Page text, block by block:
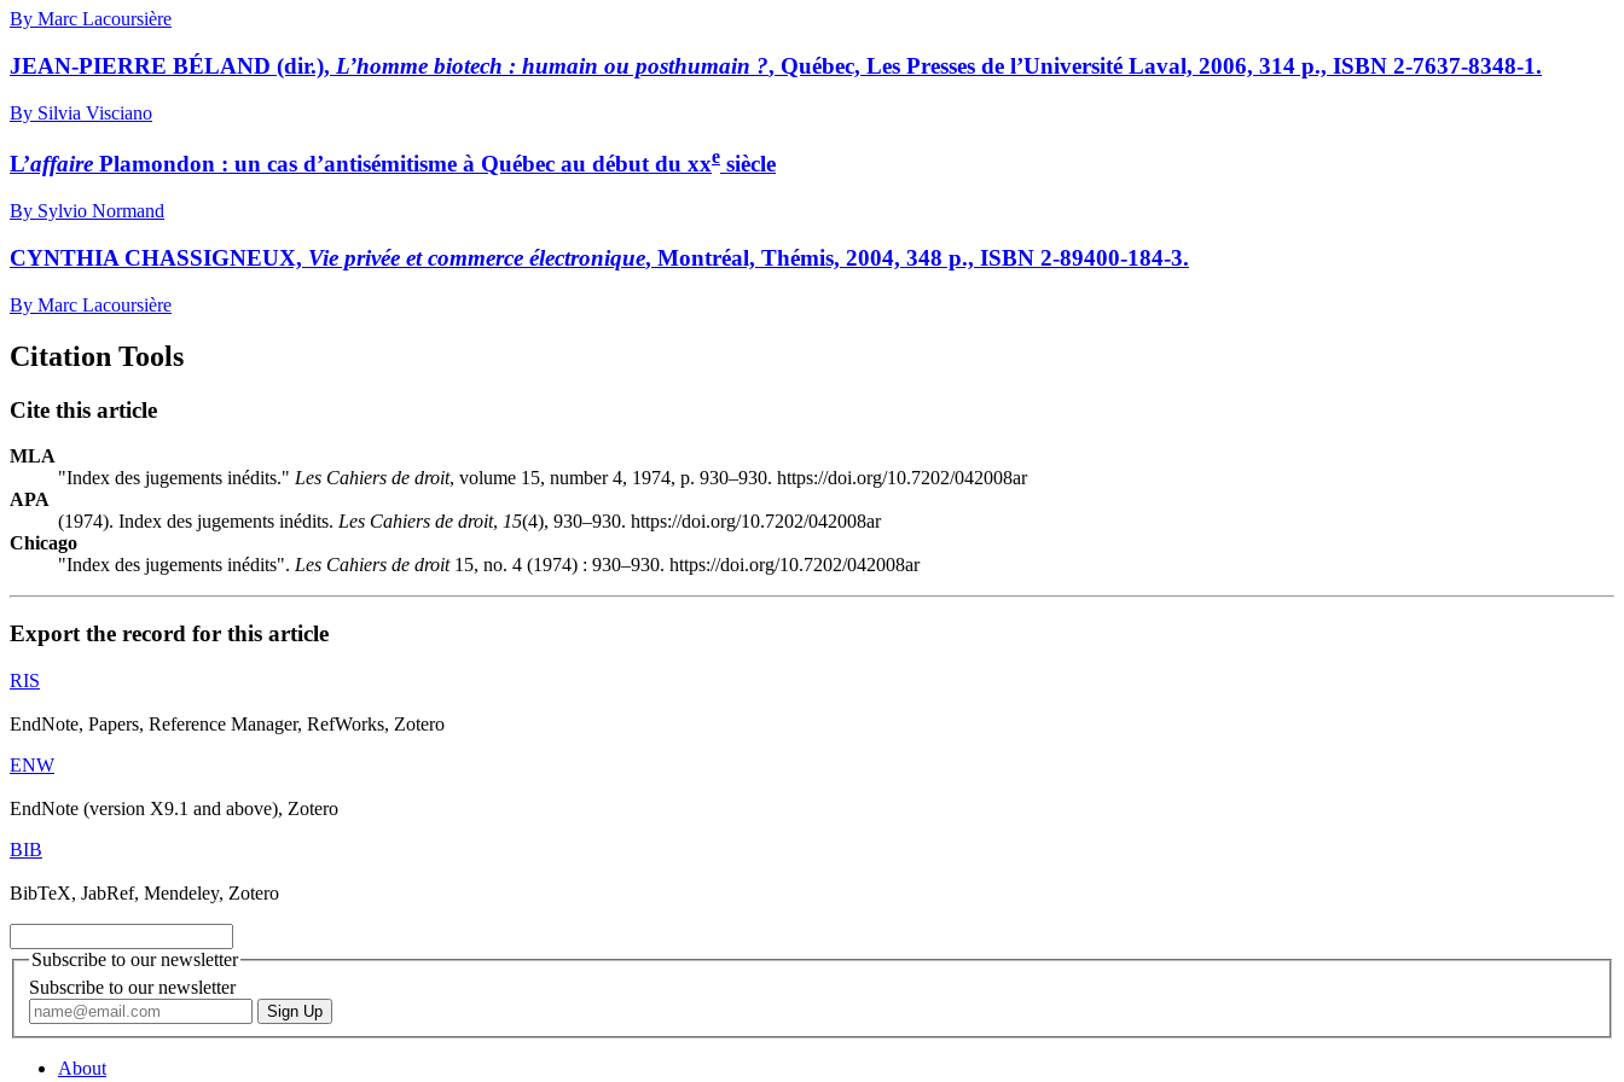
By Marc Lacoursière
JEAN-PIERRE BÉLAND (dir.), L’homme biotech : humain ou posthumain ?, Québec, Les Presses de l’Université Laval, 2006, 314 p., ISBN 2-7637-8348-1.
By Silvia Visciano
L’affaire Plamondon : un cas d’antisémitisme à Québec au début du xxe siècle
By Sylvio Normand
CYNTHIA CHASSIGNEUX, Vie privée et commerce électronique, Montréal, Thémis, 2004, 348 p., ISBN 2-89400-184-3.
By Marc Lacoursière
Citation Tools
Cite this article
MLA
"Index des jugements inédits." Les Cahiers de droit, volume 15, number 4, 1974, p. 930–930. https://doi.org/10.7202/042008ar
APA
(1974). Index des jugements inédits. Les Cahiers de droit, 15(4), 930–930. https://doi.org/10.7202/042008ar
Chicago
"Index des jugements inédits". Les Cahiers de droit15, no. 4 (1974) : 930–930. https://doi.org/10.7202/042008ar
Export the record for this article
RIS
EndNote, Papers, Reference Manager, RefWorks, Zotero
ENW
EndNote (version X9.1 and above), Zotero
BIB
BibTeX, JabRef, Mendeley, Zotero
Subscribe to our newsletter
Subscribe to our newsletter
About